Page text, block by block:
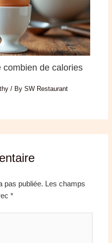
de calories
/ BySW Restaurant
pas publiée. Les champs
*